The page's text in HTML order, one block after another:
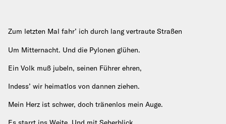
Zum letzten Mal fahr’ ich durch lang vertraute Straßen
Um Mitternacht. Und die Pylonen glühen.
Ein Volk muß jubeln, seinen Führer ehren,
Indess’ wir heimatlos von dannen ziehen.
Mein Herz ist schwer, doch tränenlos mein Auge.